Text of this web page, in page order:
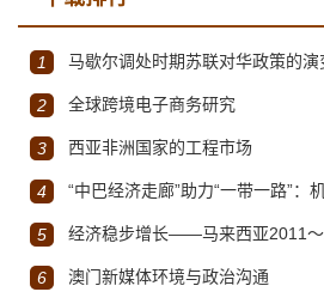
1 马歇尔调处时期苏联对华政策的演变（
2 全球跨境电子商务研究
3 西亚非洲国家的工程市场
4 “中巴经济走廊”助力“一带一路”：
5 经济稳步增长——马来西亚2011～
6 澳门新媒体环境与政治沟通